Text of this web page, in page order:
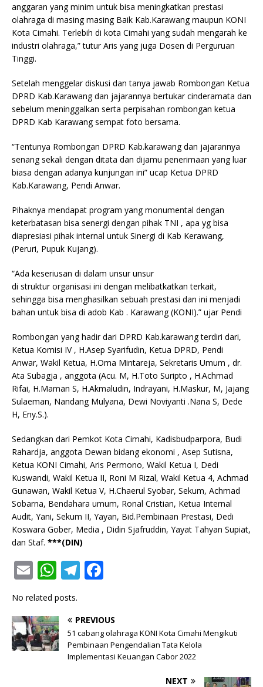
anggaran yang minim untuk bisa meningkatkan prestasi
olahraga di masing masing Baik Kab.Karawang maupun KONI
Kota Cimahi. Terlebih di kota Cimahi yang sudah mengarah ke
industri olahraga,” tutur Aris yang juga Dosen di Perguruan
Tinggi.
Setelah menggelar diskusi dan tanya jawab Rombongan Ketua
DPRD Kab.Karawang dan jajarannya bertukar cinderamata dan
sebelum meninggalkan serta perpisahan rombongan ketua
DPRD Kab Karawang sempat foto bersama.
“Tentunya Rombongan DPRD Kab.karawang dan jajarannya
senang sekali dengan ditata dan dijamu penerimaan yang luar
biasa dengan adanya kunjungan ini” ucap Ketua DPRD
Kab.Karawang, Pendi Anwar.
Pihaknya mendapat program yang monumental dengan
keterbatasan bisa senergi dengan pihak TNI , apa yg bisa
diapresiasi pihak internal untuk Sinergi di Kab Kerawang,
(Peruri, Pupuk Kujang).
“Ada keseriusan di dalam unsur unsur
di struktur organisasi ini dengan melibatkatkan terkait,
sehingga bisa menghasilkan sebuah prestasi dan ini menjadi
bahan untuk bisa di adob Kab . Karawang (KONI).” ujar Pendi
Rombongan yang hadir dari DPRD Kab.karawang terdiri dari,
Ketua Komisi IV , H.Asep Syarifudin, Ketua DPRD, Pendi
Anwar, Wakil Ketua, H.Oma Mintareja, Sekretaris Umum , dr.
Ata Subagja , anggota (Acu. M, H.Toto Suripto , H.Achmad
Rifai, H.Maman S, H.Akmaludin, Indrayani, H.Maskur, M, Jajang
Sulaeman, Nandang Mulyana, Dewi Noviyanti .Nana S, Dede
H, Eny.S.).
Sedangkan dari Pemkot Kota Cimahi, Kadisbudparpora, Budi
Rahardja, anggota Dewan bidang ekonomi , Asep Sutisna,
Ketua KONI Cimahi, Aris Permono, Wakil Ketua I, Dedi
Kuswandi, Wakil Ketua II, Roni M Rizal, Wakil Ketua 4, Achmad
Gunawan, Wakil Ketua V, H.Chaerul Syobar, Sekum, Achmad
Sobarna, Bendahara umum, Ronal Cristian, Ketua Internal
Audit, Yani, Sekum II, Yayan, Bid.Pembinaan Prestasi, Dedi
Koswara Gober, Media , Didin Sjafruddin, Yayat Tahyan Supiat,
dan Staf. ***(DIN)
E
m
ai
l
W
at
s
A
p
T
g
ra
m
e
b
o
No related posts.
PREVIOUS
51 cabang olahraga KONI Kota Cimahi Mengikuti
Pembinaan Pengendalian Tata Kelola
Implementasi Keuangan Cabor 2022
NEXT